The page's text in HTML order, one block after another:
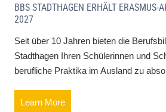
BBS STADTHAGEN ERHÄLT ERASMUS-
2027
Seit über 10 Jahren bieten die
Stadthagen Ihren Schülerinnen und
berufliche Praktika im Ausland zu
Learn More